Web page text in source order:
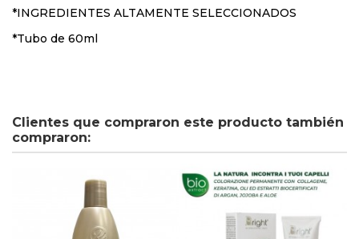
*INGREDIENTES ALTAMENTE SELECCIONADOS
*Tubo de 60ml
Clientes que compraron este producto también
compraron: